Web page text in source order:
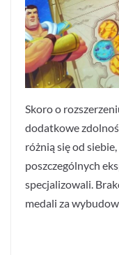
Skoro o
dodatkowe
różnią się od
poszczególnych
specjalizowali.
medali za